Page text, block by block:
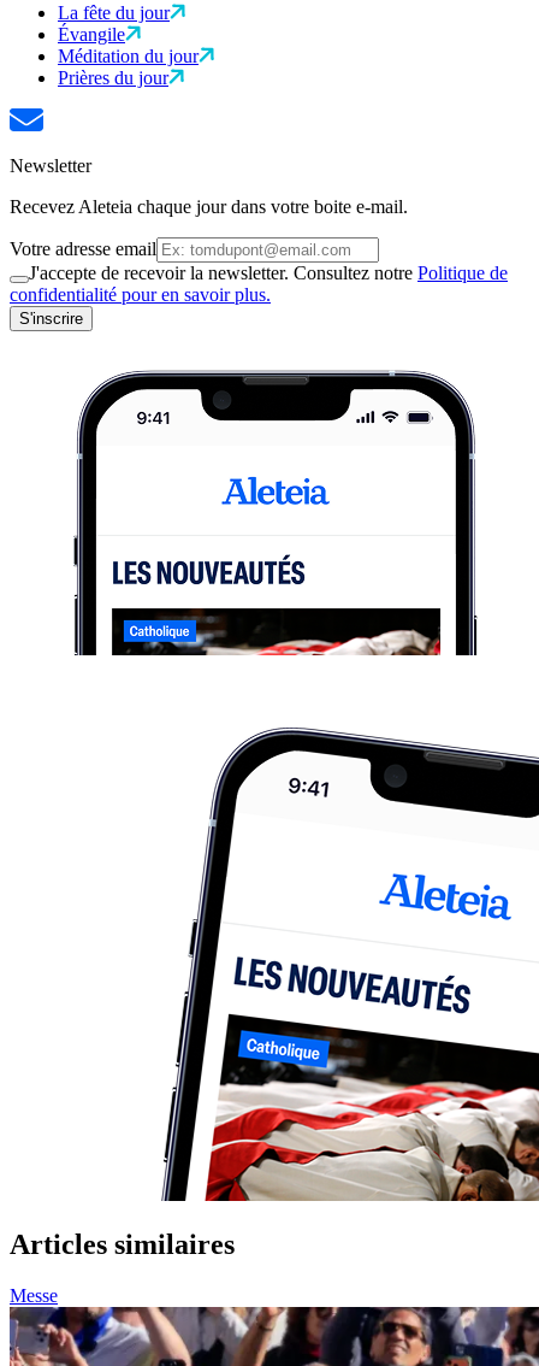
La fête du jour
Évangile
Méditation du jour
Prières du jour
Newsletter
Recevez Aleteia chaque jour dans votre boite e-mail.
Votre adresse email
J'accepte de recevoir la newsletter. Consultez notre Politique de
confidentialité pour en savoir plus.
S'inscrire
Articles similaires
Messe